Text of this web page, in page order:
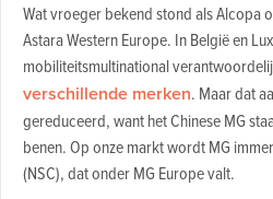
Wat vroeger bekend stond als Alcopa
Astara Western Europe. In België en
mobiliteitsmultinational
verschillende merken. Maar dat
gereduceerd, want het Chinese MG
benen. Op onze markt wordt MG
(NSC), dat onder MG Europe valt.